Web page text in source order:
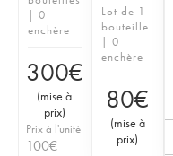
| 0
enchère
300€
(mise à
prix)
Prix à l'unité
100€
Lot de 1
bouteille
| 0
enchère
80€
(mise à
prix)